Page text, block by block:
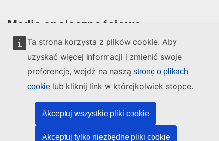
Ta strona korzysta z plików cookie. Aby
uzyskać więcej informacji i zmienić swoje
preferencje, wejdź na naszą stronę o plikach
cookie lub kliknij link w którejkolwiek stopce.
Akceptuj wszystkie pliki cookie
Akceptuj tylko niezbędne pliki cookie
Media społecznościowe
Obserwuj UE w mediach społecznościowych
Instytucje i organy UE
Kontakt Informacje prawne Pliki cookie